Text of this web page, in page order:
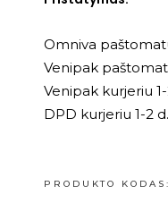
Omniva
Venipak
Venipak kurjeriu
DPD kurjeriu 1-2
PRODUKTO